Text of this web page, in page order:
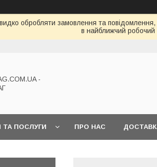
обробляти замовлення та
в найближчий
-
ТА ПОСЛУГИ ПРО НАС